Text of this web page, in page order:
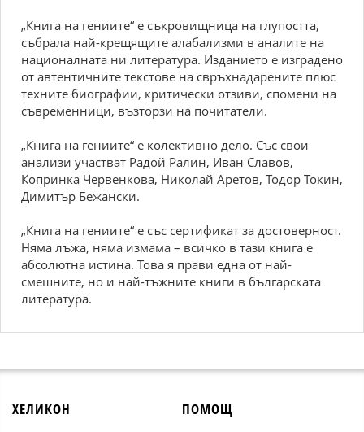
„Книга на гениите“ е съкровищница на глупостта,
събрала най-крещящите алабализми в аналите на
националната ни литература. Изданието е изградено
от автентичните текстове на свръхнадарените плюс
техните биографии, критически отзиви, спомени на
съвременници, възторзи на почитатели.
„Книга на гениите“ е колективно дело. Със свои
анализи участват Радой Ралин, Иван Славов,
Копринка Червенкова, Николай Аретов, Тодор Токин,
Димитър Бежански.
„Книга на гениите“ е със сертификат за достоверност.
Няма лъжа, няма измама – всичко в тази книга е
абсолютна истина. Това я прави една от най-
смешните, но и най-тъжните книги в българската
литература.
ХЕЛИКОН ПОМОЩ